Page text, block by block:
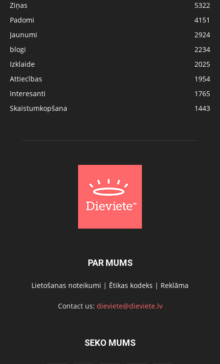
Ziņas
5322
Padomi
4151
Jaunumi
2924
blogi
2234
Izklaide
2025
Attiecības
1954
Interesanti
1765
Skaistumkopšana
1443
PAR MUMS
Lietošanas noteikumi | Ētikas kodeks | Reklāma
Contact us: dieviete@dieviete.lv
SEKO MUMS